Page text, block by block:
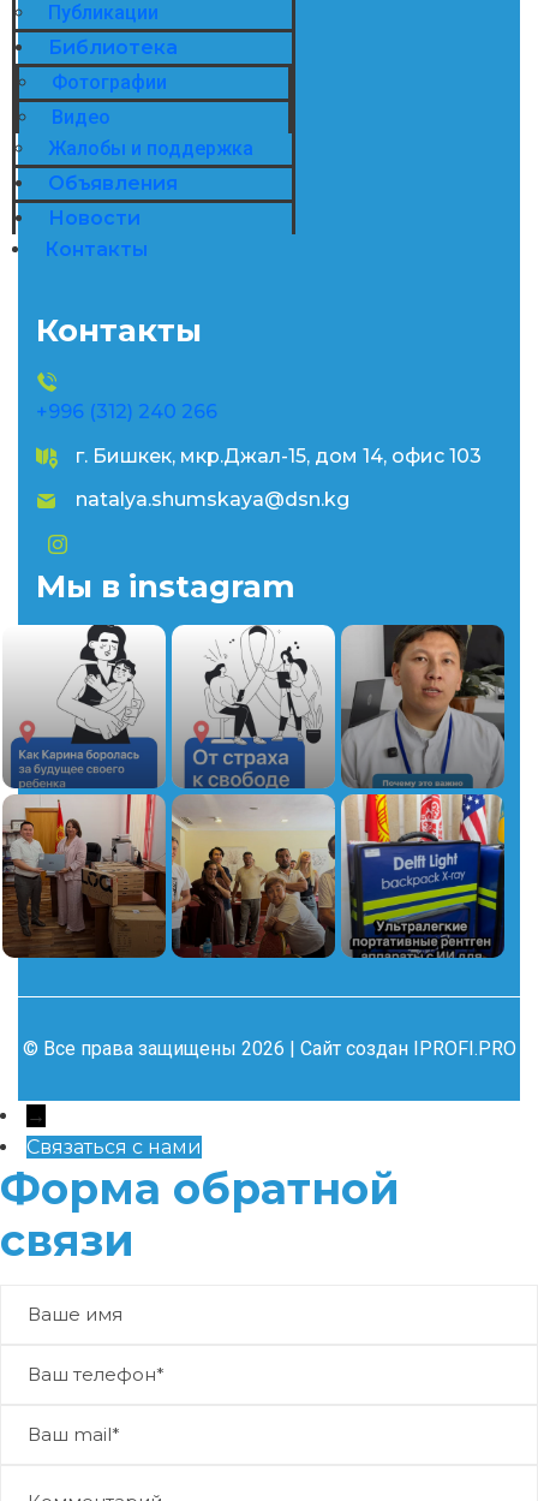
Публикации
Библиотека
Фотографии
Видео
Жалобы и поддержка
Объявления
Новости
Контакты
Контакты
+996 (312) 240 266
г. Бишкек, мкр.Джал-15, дом 14, офис 103
natalya.shumskaya@dsn.kg
Мы в instagram
© Все права защищены 2026 | Сайт создан IPROFI.PRO
→
Связаться с нами
Форма обратной
связи